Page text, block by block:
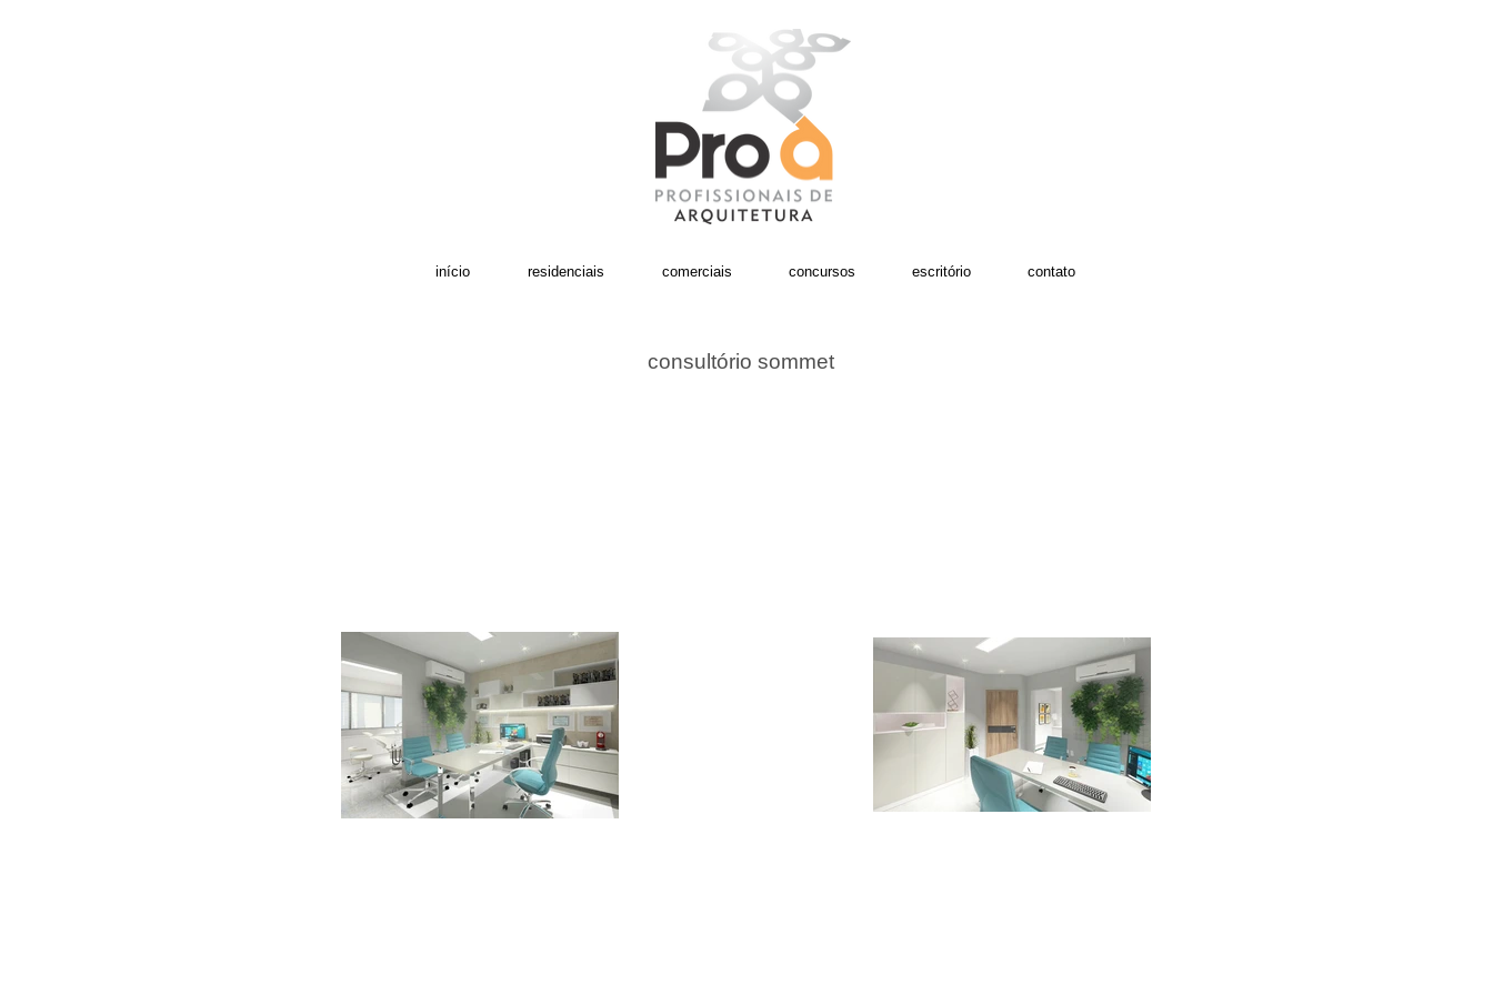
início residenciais comerciais concursos escritório contato
consultório sommet